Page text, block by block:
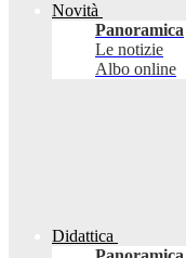
Novità
Panoramica
Le notizie
Albo online
Didattica